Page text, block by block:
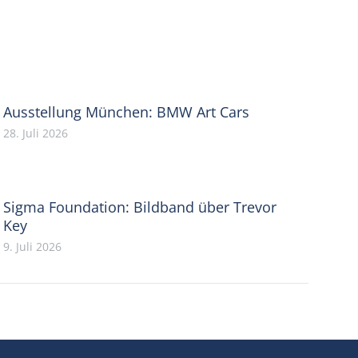
Ausstellung München: BMW Art Cars
28. Juli 2026
Sigma Foundation: Bildband über Trevor
Key
9. Juli 2026